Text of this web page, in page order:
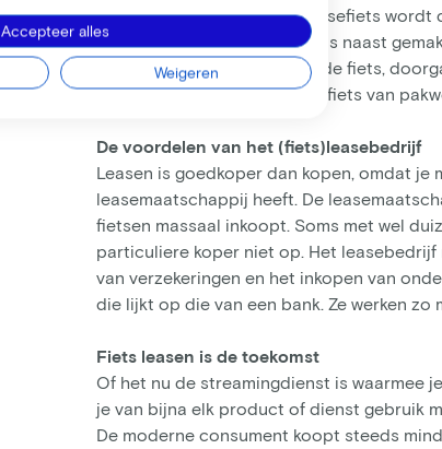
Die fijne en comfortabele leasefiets wordt
fiets van de zaak overkopen is naast
afhankelijk van de staat van de fiets,
van de leasefiets. Een droomfiets van
De voordelen van het (fiets)leasebedrijf
Leasen is goedkoper dan kopen, omdat
leasemaatschappij heeft. De
fietsen massaal inkoopt. Soms met wel
particuliere koper niet op. Het
van verzekeringen en het inkopen van
die lijkt op die van een bank. Ze werken
Fiets leasen is de toekomst
Of het nu de streamingdienst is waarmee
je van bijna elk product of dienst gebruik
De moderne consument koopt steeds
Accepteer alles
Weigeren